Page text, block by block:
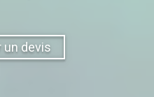
un devis